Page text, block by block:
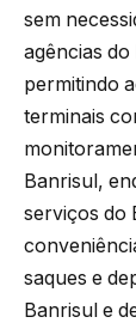
sem
agências
permitindo
terminais
Banrisul,
serviços do
saques e
Banrisul e